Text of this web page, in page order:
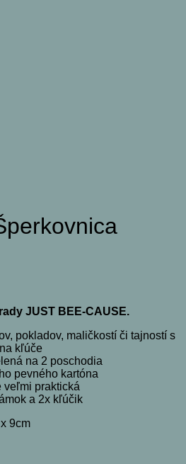
JUST BEE-CAUSE.
pokladov, maličkostí či tajností s
kľúče
na 2 poschodia
pevného kartóna
praktická
a 2x kľúčik
9cm